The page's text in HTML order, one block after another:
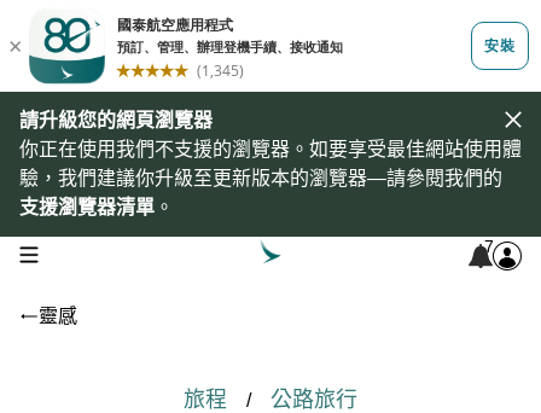
請升級您的網頁瀏覽器
你正在使用我們不支援的瀏覽器。如要享受最佳網站使用體
驗，我們建議你升級至更新版本的瀏覽器—請參閱我們的
支援瀏覽器清單 。
open navigation menu 7
靈感
旅程 / 公路旅行